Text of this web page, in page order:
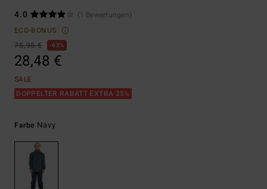
4.0
(1 Bewertungen)
ECO-BONUS
75,95 €
63%
28,48 €
SALE
DOPPELTER RABATT EXTRA 25%
Farbe Navy